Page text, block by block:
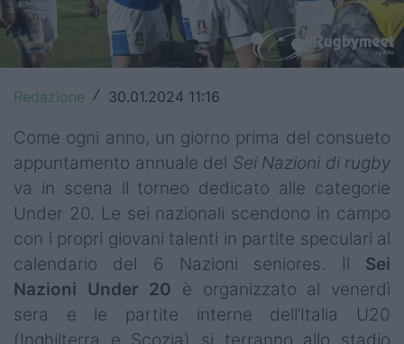
Champions Cup
Rugby World Cup
Super Rugby
Rugby in TV
Mercato
Serie A Elite
Redazione / 30.01.2024 11:16
Come ogni anno, un giorno prima del consueto
appuntamento annuale del Sei Nazioni di rugby
va in scena il torneo dedicato alle categorie
Under 20. Le sei nazionali scendono in campo
con i propri giovani talenti in partite speculari al
calendario del 6 Nazioni seniores. Il Sei
Nazioni Under 20 è organizzato al venerdì
sera e le partite interne dell’Italia U20